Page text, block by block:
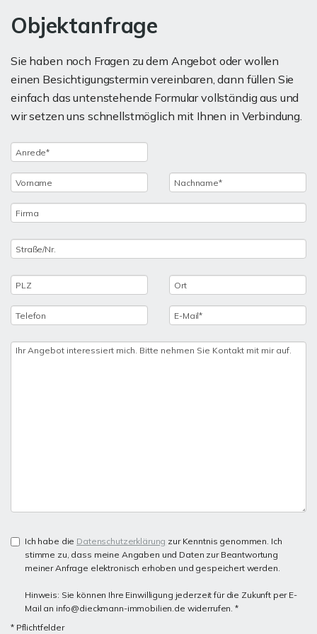
Objektanfrage
Sie haben noch Fragen zu dem Angebot oder wollen
einen Besichtigungstermin vereinbaren, dann füllen Sie
einfach das untenstehende Formular vollständig aus und
wir setzen uns schnellstmöglich mit Ihnen in Verbindung.
Ich habe die Datenschutzerklärung zur Kenntnis genommen. Ich
stimme zu, dass meine Angaben und Daten zur Beantwortung
meiner Anfrage elektronisch erhoben und gespeichert werden.
Hinweis: Sie können Ihre Einwilligung jederzeit für die Zukunft per E-
Mail an info@dieckmann-immobilien.de widerrufen. *
* Pflichtfelder